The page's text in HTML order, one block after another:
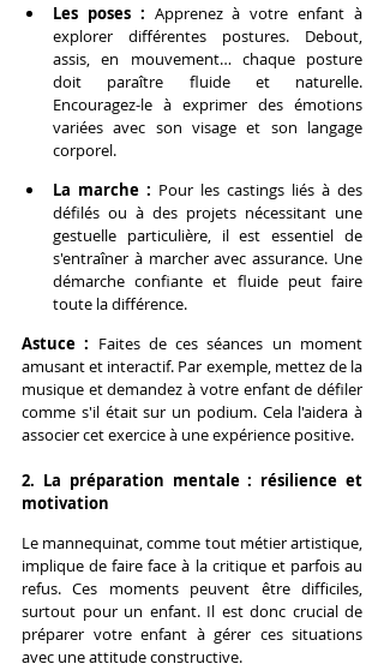
Les poses : Apprenez à votre enfant à
explorer différentes postures. Debout,
assis, en mouvement… chaque posture
doit paraître fluide et naturelle.
Encouragez-le à exprimer des émotions
variées avec son visage et son langage
corporel.
La marche : Pour les castings liés à des
défilés ou à des projets nécessitant une
gestuelle particulière, il est essentiel de
s'entraîner à marcher avec assurance. Une
démarche confiante et fluide peut faire
toute la différence.
Astuce : Faites de ces séances un moment
amusant et interactif. Par exemple, mettez de la
musique et demandez à votre enfant de défiler
comme s'il était sur un podium. Cela l'aidera à
associer cet exercice à une expérience positive.
2. La préparation mentale : résilience et
motivation
Le mannequinat, comme tout métier artistique,
implique de faire face à la critique et parfois au
refus. Ces moments peuvent être difficiles,
surtout pour un enfant. Il est donc crucial de
préparer votre enfant à gérer ces situations
avec une attitude constructive.